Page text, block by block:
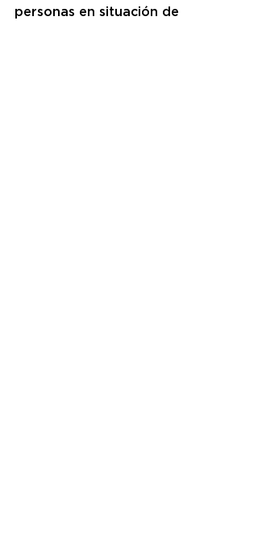
personas en situación de